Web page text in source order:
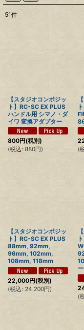
51件
【スタジオコンポジッ
ト】RC-SC EX PLUS
ハンドル用 シマノ・ダ
イワ 変換アダプター
800円(税別)
(税込 : 880円)
(
【スタジオコンポジッ
ト】RC-SC EX PLUS
88mm, 92mm,
96mm, 102mm,
108mm, 118mm
22,000円(税別)
(税込 : 24,200円)
(